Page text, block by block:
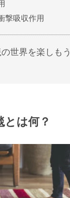
撃吸収作用
世界を楽しもう
とは何？